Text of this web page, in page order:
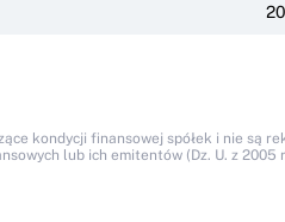
kondycji finansowej spółek i nie są
lub ich emitentów (Dz. U. z 2005